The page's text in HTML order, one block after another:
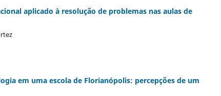
aplicado à resolução de problemas nas aulas de
em uma escola de Florianópolis: percepções de um